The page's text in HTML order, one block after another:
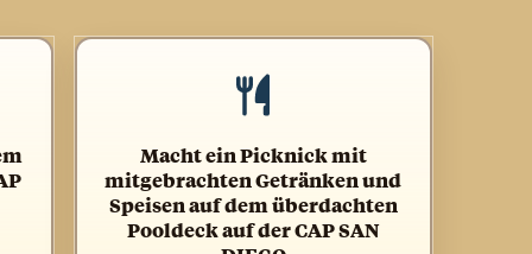
Macht ein Picknick mit
mitgebrachten Getränken und
Speisen auf dem überdachten
Pooldeck auf der CAP SAN